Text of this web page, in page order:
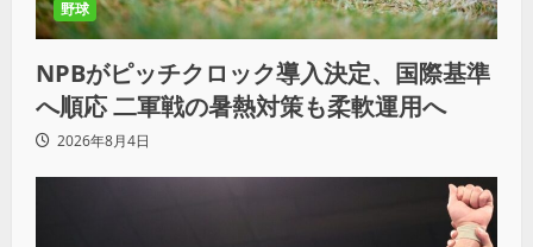
野球
NPBがピッチクロック導入決定、国際基準
へ順応 二軍戦の暑熱対策も柔軟運用へ
2026年8月4日